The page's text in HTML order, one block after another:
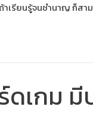
เรียนรู้จนชำนาญ ก็สา
ดเกม